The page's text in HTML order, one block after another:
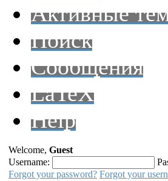
Активные
Поиск
Сообщения
LaTeX
Help
Welcome, Guest
Username:
Forgot your password? Forgot your